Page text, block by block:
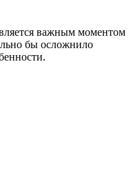
важным моментом
бы осложнило